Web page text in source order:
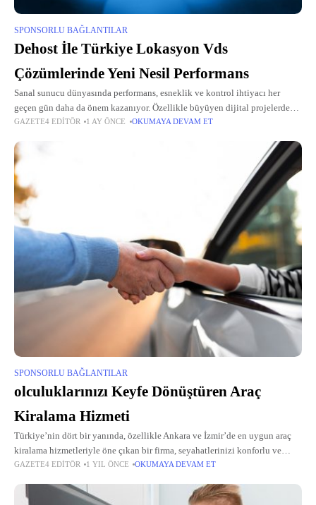
SPONSORLU BAĞLANTILAR
Dehost İle Türkiye Lokasyon Vds
Çözümlerinde Yeni Nesil Performans
Sanal sunucu dünyasında performans, esneklik ve kontrol ihtiyacı her
geçen gün daha da önem kazanıyor. Özellikle büyüyen dijital projelerde
paylaşımlı hosting yapılarının sınırları kısa sürede yetersiz hale geliyor.
GAZETE4 EDITÖR 1 AY ÖNCE OKUMAYA DEVAM ET
SPONSORLU BAĞLANTILAR
olculuklarınızı Keyfe Dönüştüren Araç
Kiralama Hizmeti
Türkiye’nin dört bir yanında, özellikle Ankara ve İzmir’de en uygun araç
kiralama hizmetleriyle öne çıkan bir firma, seyahatlerinizi konforlu ve
güvenilir bir deneyime dönüştürüyor. 2010 yılından beri müşteri
GAZETE4 EDITÖR 1 YIL ÖNCE OKUMAYA DEVAM ET